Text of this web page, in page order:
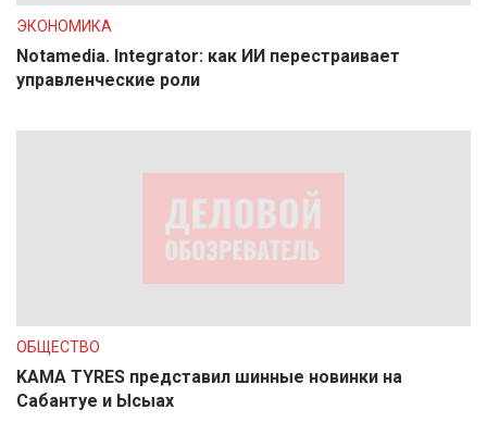
ЭКОНОМИКА
Notamedia. Integrator: как ИИ перестраивает
управленческие роли
ОБЩЕСТВО
KAMA TYRES представил шинные новинки на
Сабантуе и Ысыах